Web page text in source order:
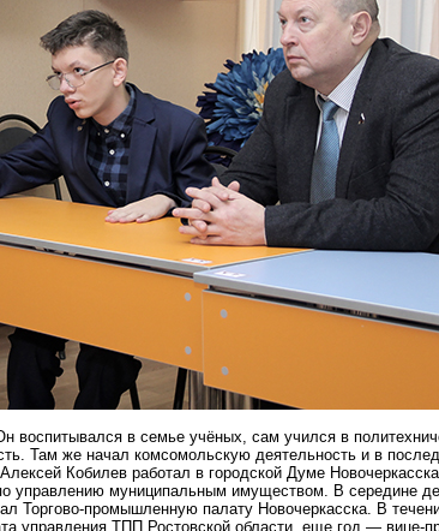
воспитывался в семье учёных, сам учился в
Там же начал комсомольскую деятельность и в
Кобилев работал в городской Думе
управлению муниципальным имуществом. В середине
Торгово-промышленную палату Новочеркасска. В
управления ТПП Ростовской области, еще год — вице-